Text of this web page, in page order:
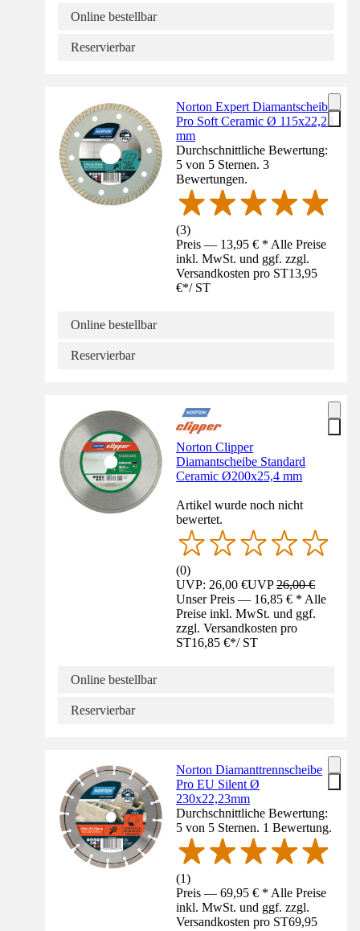
Online bestellbar
Reservierbar
Norton Expert Diamantscheibe
Pro Soft Ceramic Ø 115x22,23
mm
Durchschnittliche Bewertung:
5 von 5 Sternen. 3
Bewertungen.
(3)
Preis — 13,95 € * Alle Preise
inkl. MwSt. und ggf. zzgl.
Versandkosten pro ST13,95
€*/ ST
Online bestellbar
Reservierbar
Norton Clipper
Diamantscheibe Standard
Ceramic Ø200x25,4 mm
Artikel wurde noch nicht
bewertet.
(0)
UVP: 26,00 €UVP26,00 €
Unser Preis — 16,85 € * Alle
Preise inkl. MwSt. und ggf.
zzgl. Versandkosten pro
ST16,85 €*/ ST
Online bestellbar
Reservierbar
Norton Diamanttrennscheibe
Pro EU Silent Ø
230x22,23mm
Durchschnittliche Bewertung:
5 von 5 Sternen. 1 Bewertung.
(1)
Preis — 69,95 € * Alle Preise
inkl. MwSt. und ggf. zzgl.
Versandkosten pro ST69,95